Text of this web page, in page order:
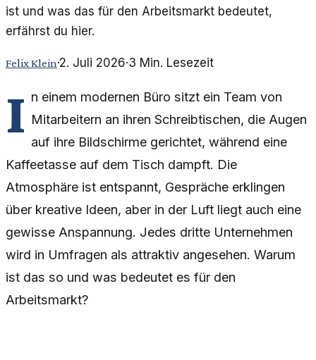
ist und was das für den Arbeitsmarkt bedeutet,
erfährst du hier.
Felix Klein·2. Juli 2026·3 Min. Lesezeit
I n einem modernen Büro sitzt ein Team von
Mitarbeitern an ihren Schreibtischen, die Augen
auf ihre Bildschirme gerichtet, während eine
Kaffeetasse auf dem Tisch dampft. Die
Atmosphäre ist entspannt, Gespräche erklingen
über kreative Ideen, aber in der Luft liegt auch eine
gewisse Anspannung. Jedes dritte Unternehmen
wird in Umfragen als attraktiv angesehen. Warum
ist das so und was bedeutet es für den
Arbeitsmarkt?